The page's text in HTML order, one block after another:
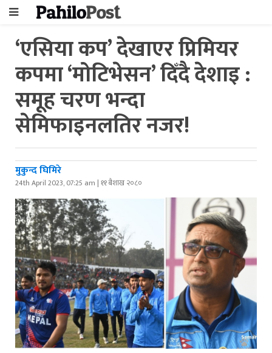
‘एसिया कप’ देखाएर प्रिमियर
कपमा ‘मोटिभेसन’ दिँदै देशाइ :
समूह चरण भन्दा
सेमिफाइनलतिर नजर!
मुकुन्द घिमिरे
24th April 2023, 07:25 am | ११ बैशाख २०८०